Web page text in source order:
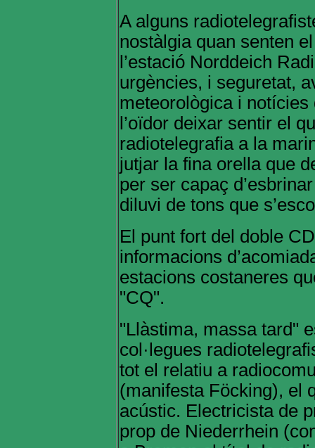
A alguns
nostàlgia quan senten
l’estació Norddeich
urgències, i seguretat,
meteorològica i
l’oïdor deixar sentir el
radiotelegrafia a la
jutjar la fina orella que
per ser capaç
diluvi de tons que
El punt fort del doble
informacions
estacions costaneres
"CQ".
"Llàstima, massa tard"
col·legues
tot el relatiu a
(manifesta Föcking), el
acústic. Electricista de
prop de Niederrhein